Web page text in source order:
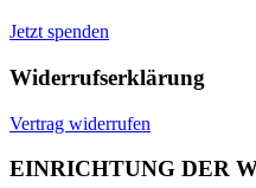
Jetzt spenden
Widerrufserklärung
Vertrag widerrufen
EINRICHTUNG DER